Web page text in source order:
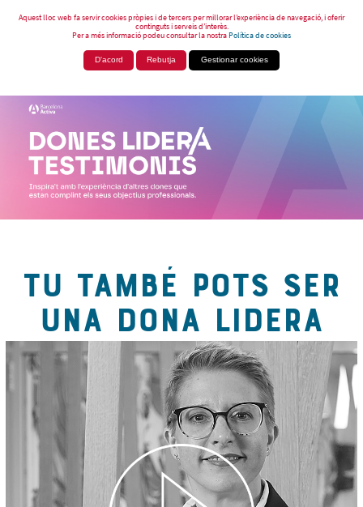
Aquest lloc web fa servir cookies pròpies i de tercers per millorar l’experiència de navegació, i oferir
continguts i serveis d’interès.
Per a més informació podeu consultar la nostraPolítica de cookies
D'acord Rebutja Gestionar cookies
TU TAMBÉ POTS SER
UNA DONA LIDERA